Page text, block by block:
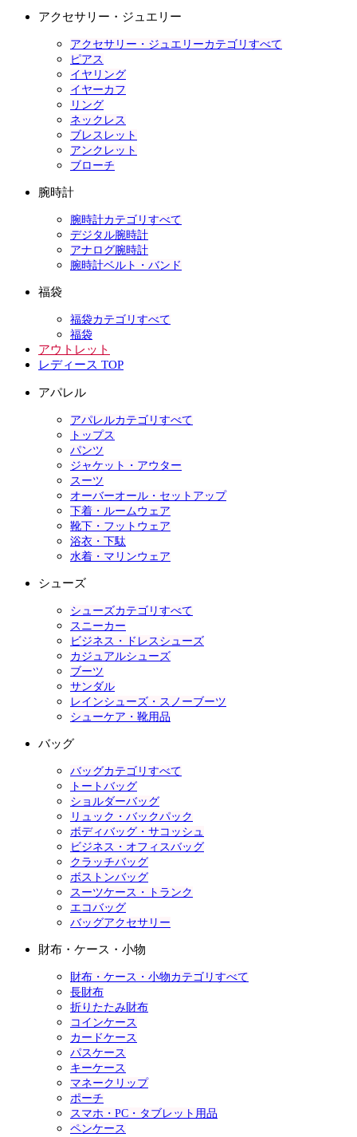
アクセサリー・ジュエリー
アクセサリー・ジュエリーカテゴリすべて
ピアス
イヤリング
イヤーカフ
リング
ネックレス
ブレスレット
アンクレット
ブローチ
腕時計
腕時計カテゴリすべて
デジタル腕時計
アナログ腕時計
腕時計ベルト・バンド
福袋
福袋カテゴリすべて
福袋
アウトレット
レディース TOP
アパレル
アパレルカテゴリすべて
トップス
パンツ
ジャケット・アウター
スーツ
オーバーオール・セットアップ
下着・ルームウェア
靴下・フットウェア
浴衣・下駄
水着・マリンウェア
シューズ
シューズカテゴリすべて
スニーカー
ビジネス・ドレスシューズ
カジュアルシューズ
ブーツ
サンダル
レインシューズ・スノーブーツ
シューケア・靴用品
バッグ
バッグカテゴリすべて
トートバッグ
ショルダーバッグ
リュック・バックパック
ボディバッグ・サコッシュ
ビジネス・オフィスバッグ
クラッチバッグ
ボストンバッグ
スーツケース・トランク
エコバッグ
バッグアクセサリー
財布・ケース・小物
財布・ケース・小物カテゴリすべて
長財布
折りたたみ財布
コインケース
カードケース
パスケース
キーケース
マネークリップ
ポーチ
スマホ・PC・タブレット用品
ペンケース